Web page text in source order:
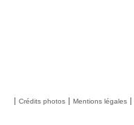
Crédits photos Mentions légales